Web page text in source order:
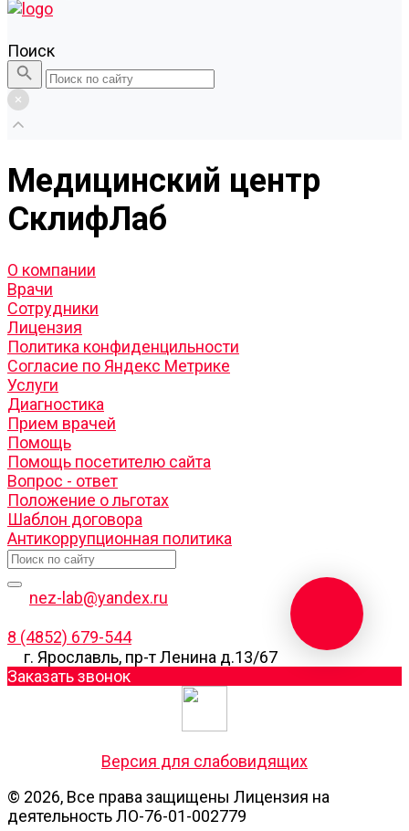
Поиск
Медицинский центр
СклифЛаб
О компании
Врачи
Сотрудники
Лицензия
Политика конфиденцильности
Согласие по Яндекс Метрике
Услуги
Диагностика
Прием врачей
Помощь
Помощь посетителю сайта
Вопрос - ответ
Положение о льготах
Шаблон договора
Антикоррупционная политика
nez-lab@yandex.ru
8 (4852) 679-544
г. Ярославль, пр-т Ленина д.13/67
Заказать звонок
Версия для слабовидящих
© 2026, Все права защищены Лицензия на
деятельность ЛО-76-01-002779